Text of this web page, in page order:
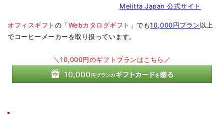
Melitta Japan 公式サイト
オフィスギフト の「Webカタログギフト 」でも10,000円プラン以上
でコーヒーメーカーを取り扱っています。
＼10,000円のギフトプランはこちら／